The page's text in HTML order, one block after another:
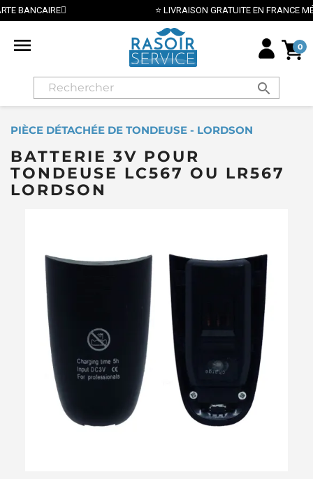
⭐ LIVRAISON GRATUITE EN FRANCE
 0
search
PIÈCE DÉTACHÉE DE TONDEUSE - LORDSON
BATTERIE 3V POUR
TONDEUSE LC567 OU LR567
LORDSON